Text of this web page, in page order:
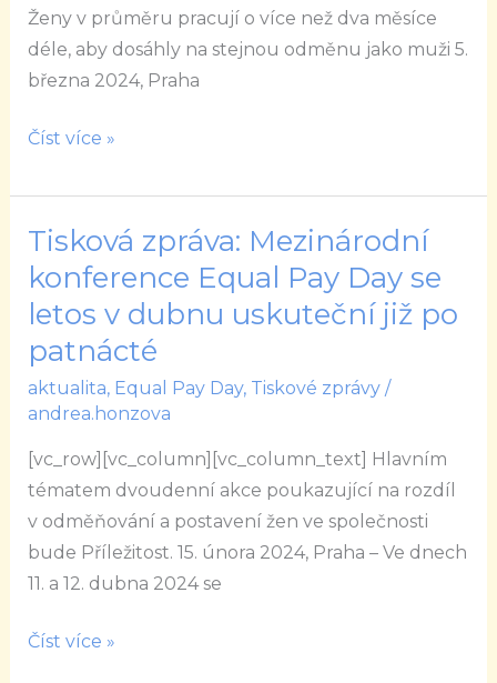
Ženy v průměru pracují o více než dva měsíce
déle, aby dosáhly na stejnou odměnu jako muži 5.
března 2024, Praha
Číst více »
Tisková zpráva: Mezinárodní
konference Equal Pay Day se
letos v dubnu uskuteční již po
patnácté
aktualita, Equal Pay Day, Tiskové zprávy/
andrea.honzova
[vc_row][vc_column][vc_column_text] Hlavním
tématem dvoudenní akce poukazující na rozdíl
v odměňování a postavení žen ve společnosti
bude Příležitost. 15. února 2024, Praha – Ve dnech
11. a 12. dubna 2024 se
Tisková
zpráva:
Mezinárodní
konference
Equal
Pay
Day
se
letos
v
dubnu
uskuteční
po
Číst více »